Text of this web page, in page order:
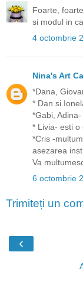
Foarte,
si modul in
4 octombrie
Nina's Art
*Dana,
* Dan si
*Gabi,
* Livia- esti o
*Cris -
asezarea
Va
6 octombrie
Trimiteți un
‹